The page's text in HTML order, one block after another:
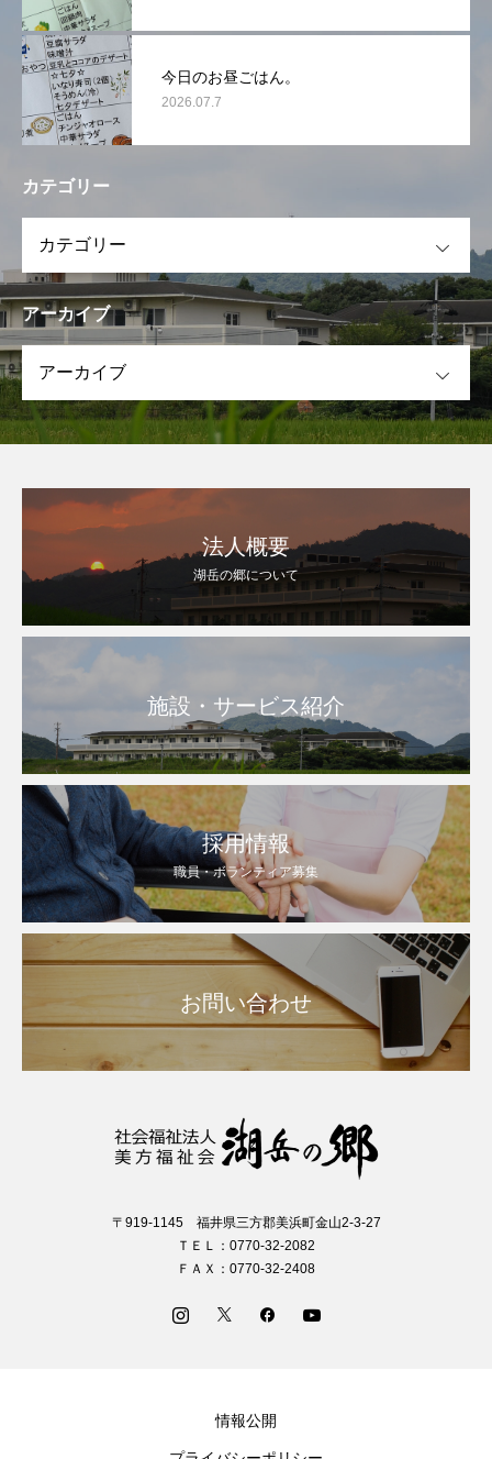
今日のお昼ごはん。
2026.07.7
カテゴリー
アーカイブ
法人概要
湖岳の郷について
施設・サービス紹介
採用情報
職員・ボランティア募集
お問い合わせ
〒919-1145 福井県三方郡美浜町金山2-3-27
ＴＥＬ：0770-32-2082
ＦＡＸ：0770-32-2408
情報公開